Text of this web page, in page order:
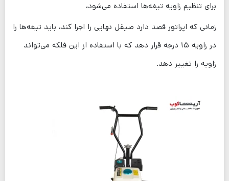
برای تنظیم زاویه تیغه‌ها استفاده می‌شود،
زمانی که اپراتور قصد دارد صیقل نهایی را اجرا کند، باید تیغه‌ها را
در زاویه ۱۵ درجه قرار دهد که با استفاده از این فلکه می‌تواند
زاویه را تغییر دهد.